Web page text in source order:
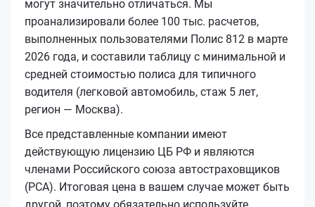
могут значительно отличаться. Мы
проанализировали более 100 тыс. расчетов,
выполненных пользователями Полис 812 в марте
2026 года, и составили таблицу с минимальной и
средней стоимостью полиса для типичного
водителя (легковой автомобиль, стаж 5 лет,
регион — Москва).
Все представленные компании имеют
действующую лицензию ЦБ РФ и являются
членами Российского союза автостраховщиков
(РСА). Итоговая цена в вашем случае может быть